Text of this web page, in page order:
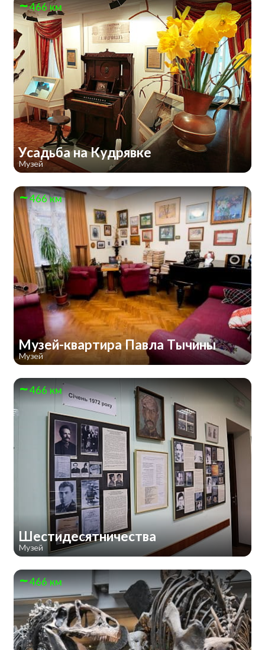
466 км
Усадьба на Кудрявке
Музей
466 км
Музей-квартира Павла Тычины
Музей
466 км
Шестидесятничества
Музей
466 км